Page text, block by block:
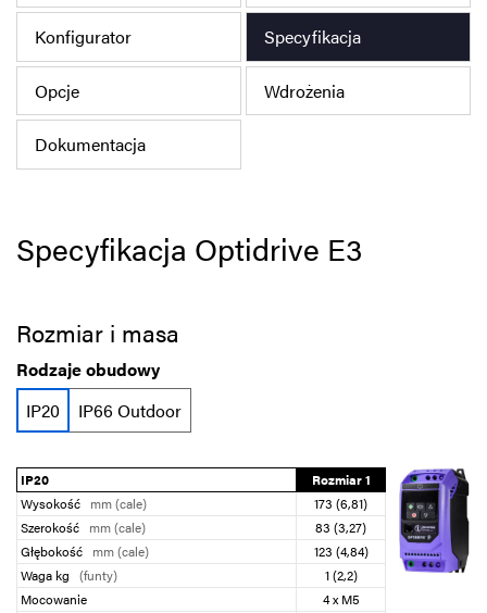
Konfigurator Specyfikacja
Opcje Wdrożenia
Dokumentacja
Specyfikacja Optidrive E3
Rozmiar i masa
Rodzaje obudowy
IP20
IP66 Outdoor
IP20
Rozmiar 1
Wysokość mm (cale)
173 (6,81)
Szerokość mm (cale)
83 (3,27)
Głębokość mm (cale)
123 (4,84)
Waga kg (funty)
1 (2,2)
Mocowanie
4 x M5